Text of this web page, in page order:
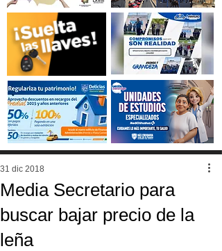
Media Secretario para
buscar bajar precio de la
leña
31 dic 2018